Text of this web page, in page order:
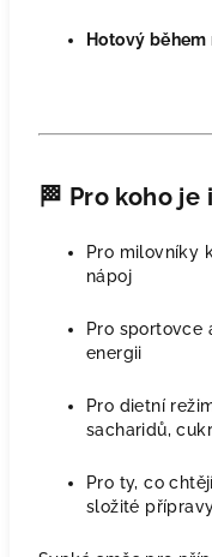
Hotový
🏁 Pro koho je
Pro milovníky
nápoj
Pro sportovce
energii
Pro dietní
sacharidů,
Pro ty, co
složité